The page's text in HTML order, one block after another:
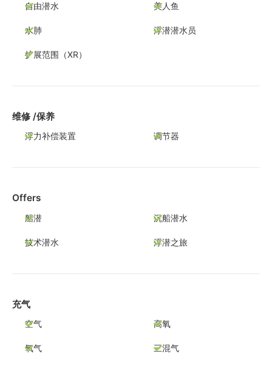
自由潜水 美人鱼
水肺 浮潜潜水员
扩展范围（XR）
维修 /保养
浮力补偿装置 调节器
Offers
船潜 沉船潜水
技术潜水 浮潜之旅
充气
空气 高氧
氧气 三混气